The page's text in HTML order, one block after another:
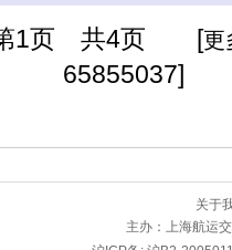
1页 共4页 [更
65855037]
关于
主办： 上海航运